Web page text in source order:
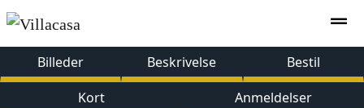
Billeder Beskrivelse
Bestil
Kort
Anmeldelser